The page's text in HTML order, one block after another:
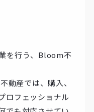
を行う、Bloom不
動産では、購入、
ロフェッショナル